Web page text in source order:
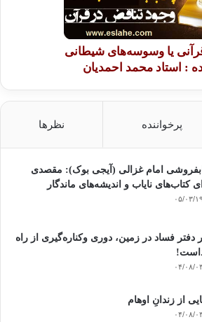
یا وسوسه‌های شیطانی
: استاد محمد احمدیان
پرخواننده نظرها
امام غزالی (آیجی بوک): مقصدی
کتاب‌های نایاب و اندیشه‌های ماندگار
۰۵/۰۳/۱۹
دفتر فساد در زمین‌، دوری وکناره‌گیری از راه
۰۸/۰۳
از زندانِ اوهام
۰۸/۰۳